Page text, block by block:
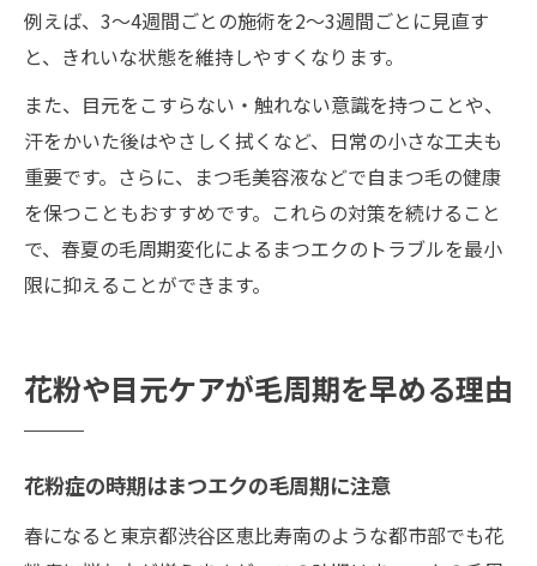
例えば、3〜4週間ごとの施術を2〜3週間ごとに見直す
と、きれいな状態を維持しやすくなります。
また、目元をこすらない・触れない意識を持つことや、
汗をかいた後はやさしく拭くなど、日常の小さな工夫も
重要です。さらに、まつ毛美容液などで自まつ毛の健康
を保つこともおすすめです。これらの対策を続けること
で、春夏の毛周期変化によるまつエクのトラブルを最小
限に抑えることができます。
花粉や目元ケアが毛周期を早める理由
花粉症の時期はまつエクの毛周期に注意
春になると東京都渋谷区恵比寿南のような都市部でも花